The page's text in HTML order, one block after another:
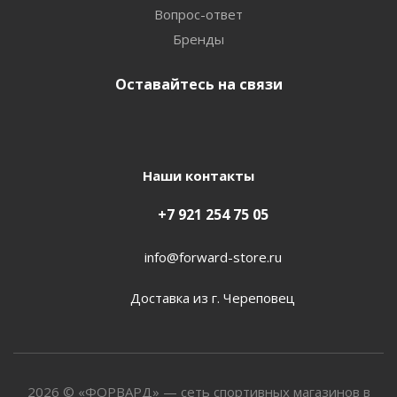
Вопрос-ответ
Бренды
Оставайтесь на связи
Наши контакты
+7 921 254 75 05
info@forward-store.ru
Доставка из г. Череповец
2026 © «ФОРВАРД» — сеть спортивных магазинов в